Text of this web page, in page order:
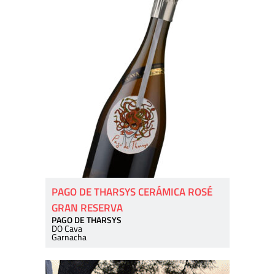
PAGO DE THARSYS CERÁMICA ROSÉ
GRAN RESERVA
PAGO DE THARSYS
DO Cava
Garnacha